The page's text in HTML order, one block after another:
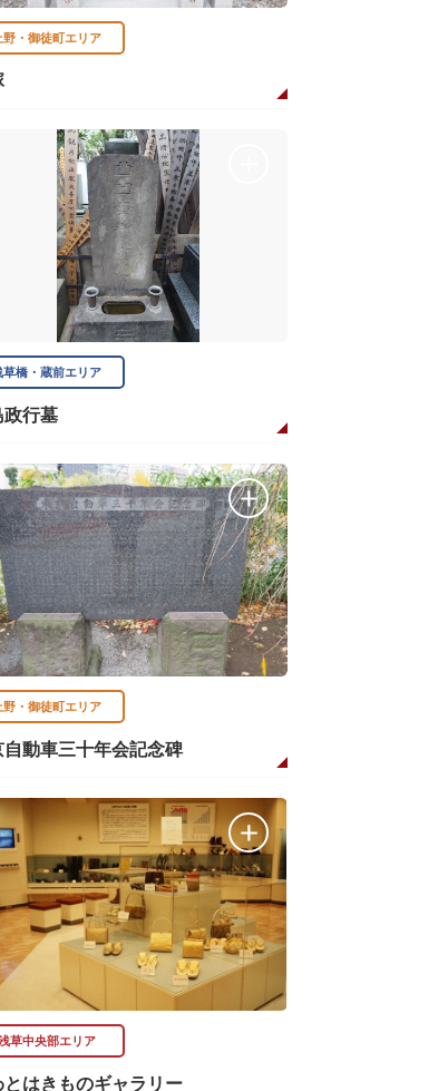
野・御徒町エリア
草橋・蔵前エリア
政行墓
野・御徒町エリア
自動車三十年会記念碑
草中央部エリア
とはきものギャラリー